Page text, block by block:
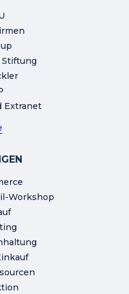
Stiftung
Extranet
Workshop